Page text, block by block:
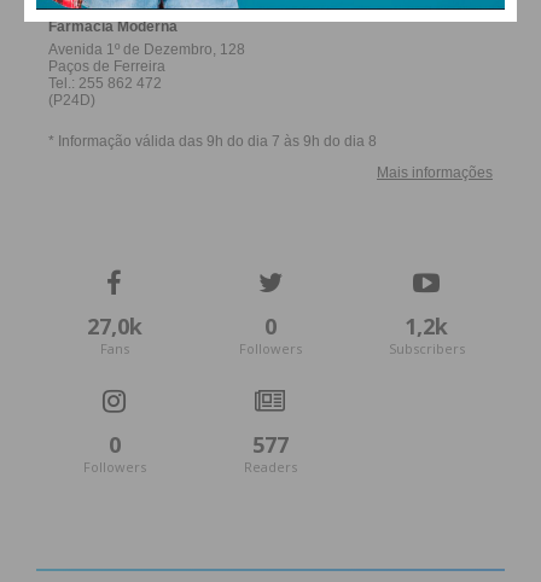
Imediato
Assine nossa newsletter por e-mail e
obtenha de forma regular a informação
atualizada.
Eu li e concordo com os
termos e
condições
27,0k
Fans
0
Followers
1,2k
Subscribers
0
Followers
577
Readers